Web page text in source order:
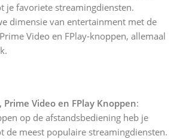
je favoriete streamingdiensten.
dimensie van entertainment met de
Video en FPlay-knoppen, allemaal
Video en FPlay Knoppen:
op de afstandsbediening heb je
de meest populaire streamingdiensten.